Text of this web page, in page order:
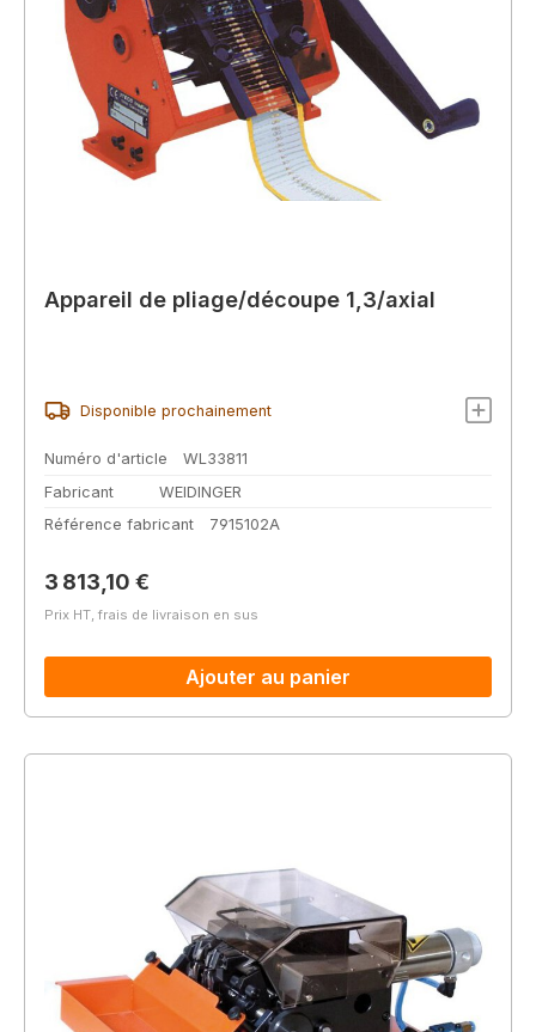
Appareil de pliage/découpe 1,3/axial
Disponible prochainement
Numéro d'article
WL33811
Fabricant
WEIDINGER
Référence fabricant
7915102A
Prix régulier :
3 813,10 €
Prix HT, frais de livraison en sus
Ajouter au panier